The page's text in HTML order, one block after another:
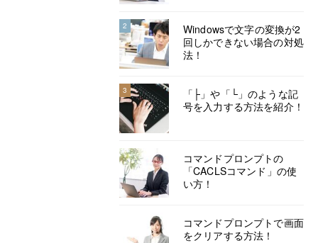
2
Windowsで文字の変換が2
回しかできない場合の対処
法！
3
「├」や「└」のような記
号を入力する方法を紹介！
コマンドプロンプトの
「CACLSコマンド」の使
い方！
コマンドプロンプトで画面
をクリアする方法！